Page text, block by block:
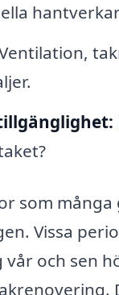
som
Vissa
och sen